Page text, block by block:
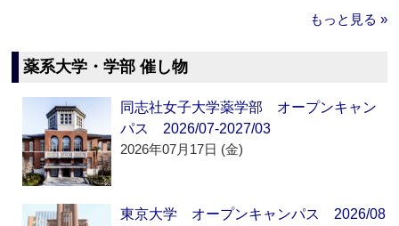
もっと見る »
薬系大学・学部 催し物
同志社女子大学薬学部 オープンキャン
パス 2026/07-2027/03
2026年07月17日 (金)
東京大学 オープンキャンパス 2026/08